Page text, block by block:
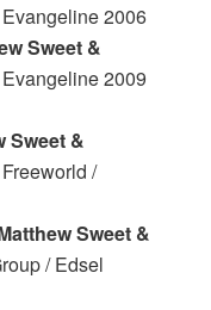
2006
Sweet &
2009
Sweet &
/
Sweet &
/ Edsel